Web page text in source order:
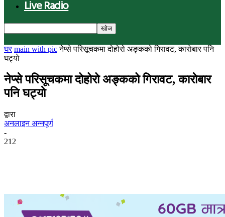
Live Radio
घर main with pic नेप्से परिसूचकमा दोहोरो अङ्कको गिरावट, काराेबार पनि
घट्याे
नेप्से परिसूचकमा दोहोरो अङ्कको गिरावट, काराेबार
पनि घट्याे
द्वारा
अनलाइन अन्नपूर्ण
-
212